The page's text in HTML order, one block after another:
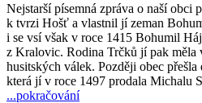
Nejstarší písemná zpráva o naší obci
k tvrzi Hošť a vlastnil jí zeman
i se vsí však v roce 1415 Bohumil
z Kralovic. Rodina Trčků jí pak měla
husitských válek. Později obec
která jí v roce 1497 prodala Michalu
...pokračování